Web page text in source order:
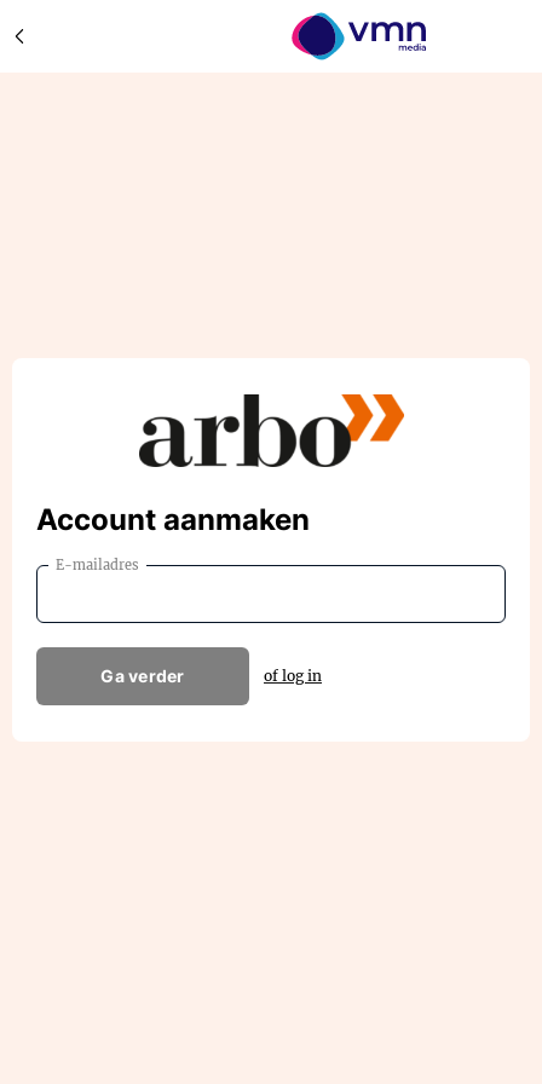
Account aanmaken
E-mailadres
Ga verder of log in